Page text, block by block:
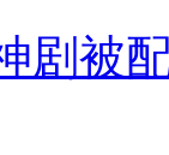
剧被